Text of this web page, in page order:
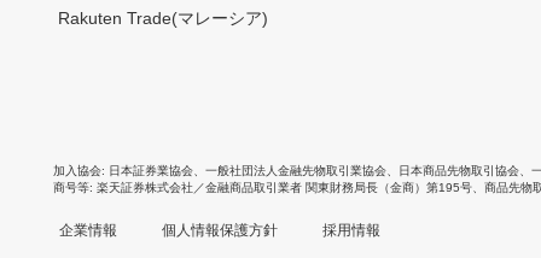
Rakuten Trade(マレーシア)
加入協会 日本証券業協会 一般社団法人金融先物取引業協会 日本商品先物取引協会
商号等 楽天証券株式会社／金融商品取引業者 関東財務局長（金商）第195号、商品先物
企業情報 個人情報保護方針 採用情報